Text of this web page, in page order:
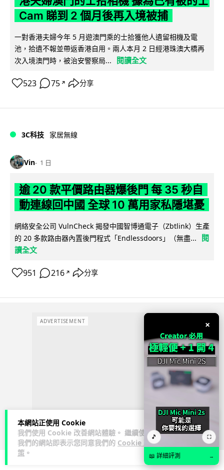
本網站正使用 Cookie
我們使用 Cookie 改善網站體驗。 繼續使用
我們的網站即表示您同意我們的 Cookie 政
策 。
Cam 睇到 2 個月後再入境被捕
一對香港夫婦今年 5 月遊澳門乘的士拾獲他人遺留相機及電
池，拾遺不報並帶返香港自用。兩人本月 2 日經港珠澳大橋再
次入境澳門時，被治安警察局...
閱讀全文
523 75 ↗ 分享
3C科技 家居無線
Vin 1 日
逾 20 款平價路由器爆後門 每 35 秒自
動連線回中國 全球 10 萬用家私隱堪憂
網絡安全公司 VulnCheck 揭發中國智博通電子（Zbtlink）生產
的 20 多款路由器內置後門程式「Endlessdoors」（無盡...
閱
讀全文
951 216 ↗ 分享
ADVERTISEMENT ×
🎵 ⛶
📖 詳細評測 →